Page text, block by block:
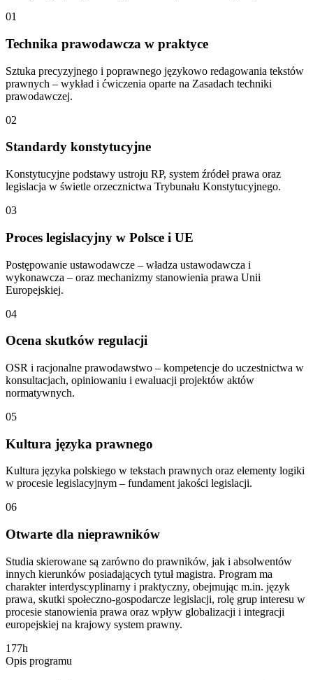
01
Technika prawodawcza w praktyce
Sztuka precyzyjnego i poprawnego językowo redagowania tekstów
prawnych – wykład i ćwiczenia oparte na Zasadach techniki
prawodawczej.
02
Standardy konstytucyjne
Konstytucyjne podstawy ustroju RP, system źródeł prawa oraz
legislacja w świetle orzecznictwa Trybunału Konstytucyjnego.
03
Proces legislacyjny w Polsce i UE
Postępowanie ustawodawcze – władza ustawodawcza i
wykonawcza – oraz mechanizmy stanowienia prawa Unii
Europejskiej.
04
Ocena skutków regulacji
OSR i racjonalne prawodawstwo – kompetencje do uczestnictwa w
konsultacjach, opiniowaniu i ewaluacji projektów aktów
normatywnych.
05
Kultura języka prawnego
Kultura języka polskiego w tekstach prawnych oraz elementy logiki
w procesie legislacyjnym – fundament jakości legislacji.
06
Otwarte dla nieprawników
Studia skierowane są zarówno do prawników, jak i absolwentów
innych kierunków posiadających tytuł magistra. Program ma
charakter interdyscyplinarny i praktyczny, obejmując m.in. język
prawa, skutki społeczno-gospodarcze legislacji, rolę grup interesu w
procesie stanowienia prawa oraz wpływ globalizacji i integracji
europejskiej na krajowy system prawny.
177h
Opis programu